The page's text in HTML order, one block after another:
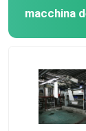
Macchina
macchina